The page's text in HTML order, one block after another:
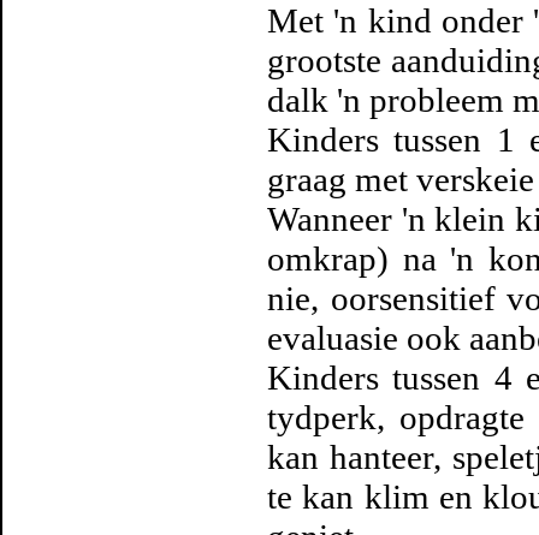
Met 'n kind onder
grootste
dalk 'n probleem
Kinders tussen 1
graag met
Wanneer 'n klein
omkrap) na 'n
nie, oorsensitief
evaluasie ook
Kinders tussen 4
tydperk,
kan hanteer,
te kan klim en